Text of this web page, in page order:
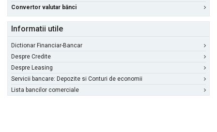
Convertor valutar bănci
Informatii utile
Dictionar Financiar-Bancar
Despre Credite
Despre Leasing
Servicii bancare: Depozite si Conturi de economii
Lista bancilor comerciale